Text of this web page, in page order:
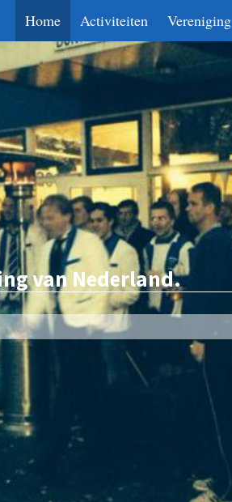
Home Activiteiten Vereniging
van Nederland.